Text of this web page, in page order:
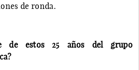
de ronda.
de estos 25 años del grupo